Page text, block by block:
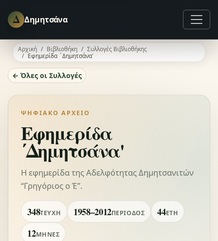
Δ Δημητσάνα
Αρχική Βιβλιοθήκη
Συλλογές Βιβλιοθήκης
Εφημερίδα ΄Δημητσάνα'
← Όλες οι Συλλογές
ΨΗΦΙΑΚΌ ΑΡΧΕΊΟ
Εφημερίδα
΄Δημητσάνα'
Η εφημερίδα της Αδελφότητας Δημητσανιτών
“Γρηγόριος ο Έ”.
348ΤΕΎΧΗ 1958–2012ΠΕΡΊΟΔΟΣ 44ΈΤΗ
12ΜΉΝΕΣ